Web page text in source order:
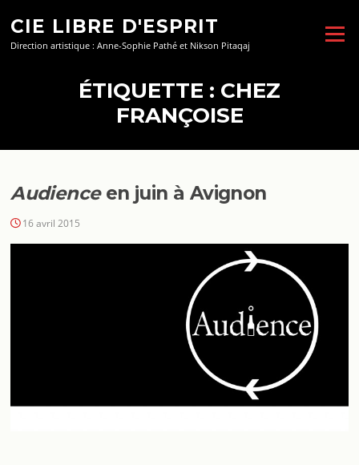
contenu
CIE LIBRE D'ESPRIT
Direction artistique : Anne-Sophie Pathé et Nikson Pitaqaj
Menu
ÉTIQUETTE : CHEZ
FRANÇOISE
Audienceen juin à Avignon
16 avril 2015